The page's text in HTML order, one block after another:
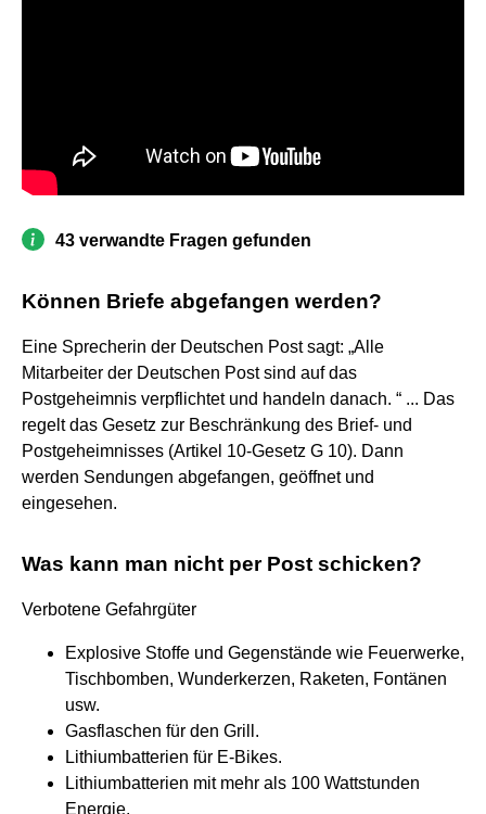
43 verwandte Fragen gefunden
Können Briefe abgefangen werden?
Eine Sprecherin der Deutschen Post sagt: „Alle
Mitarbeiter der Deutschen Post sind auf das
Postgeheimnis verpflichtet und handeln danach. “ ... Das
regelt das Gesetz zur Beschränkung des Brief- und
Postgeheimnisses (Artikel 10-Gesetz G 10). Dann
werden Sendungen abgefangen, geöffnet und
eingesehen.
Was kann man nicht per Post schicken?
Verbotene Gefahrgüter
Explosive Stoffe und Gegenstände wie Feuerwerke,
Tischbomben, Wunderkerzen, Raketen, Fontänen
usw.
Gasflaschen für den Grill.
Lithiumbatterien für E-Bikes.
Lithiumbatterien mit mehr als 100 Wattstunden
Energie.